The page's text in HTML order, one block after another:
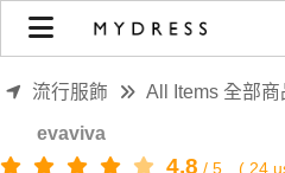
親柔優雅名媛開襟針織上衣 |
流行服飾 All Items 全部商
evaviva
4.8 / 5 ( 24